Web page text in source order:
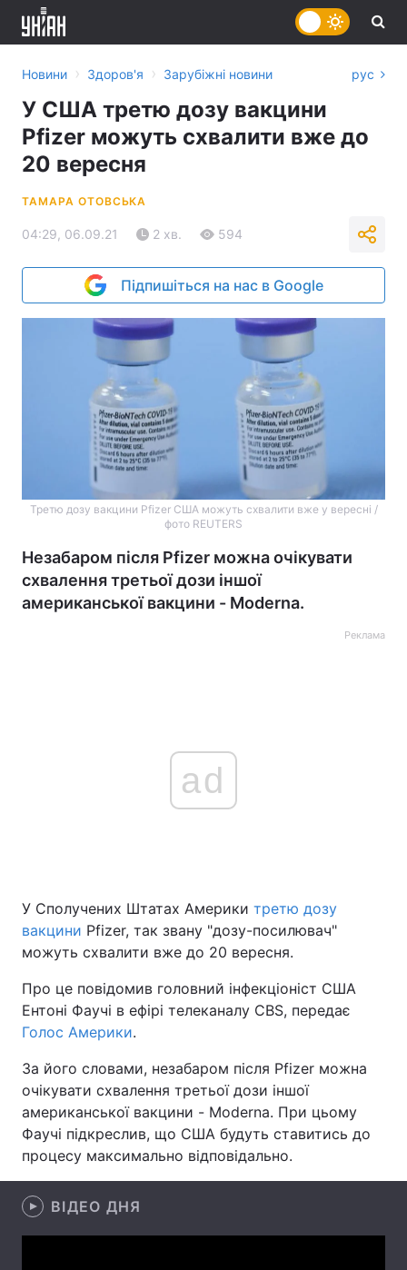
Україна Політика
Спорт Наука
Зброя Інциденти
Здоров'я Туризм
Екологія
Новини › Здоров'я › Зарубіжні новини рус
У США третю дозу вакцини
Pfizer можуть схвалити вже до
20 вересня
ТАМАРА ОТОВСЬКА
04:29, 06.09.21 2 хв. 594
Підпишіться на нас в Google
Третю дозу вакцини Pfizer США можуть схвалити вже у вересні /
фото REUTERS
Незабаром після Pfizer можна очікувати
схвалення третьої дози іншої
американської вакцини - Moderna.
Реклама
ad
У Сполучених Штатах Америки третю дозу
вакцини Pfizer, так звану "дозу-посилювач"
можуть схвалити вже до 20 вересня.
Про це повідомив головний інфекціоніст США
Ентоні Фаучі в ефірі телеканалу CBS, передає
Голос Америки.
За його словами, незабаром після Pfizer можна
очікувати схвалення третьої дози іншої
американської вакцини - Moderna. При цьому
Фаучі підкреслив, що США будуть ставитись до
процесу максимально відповідально.
ВІДЕО ДНЯ